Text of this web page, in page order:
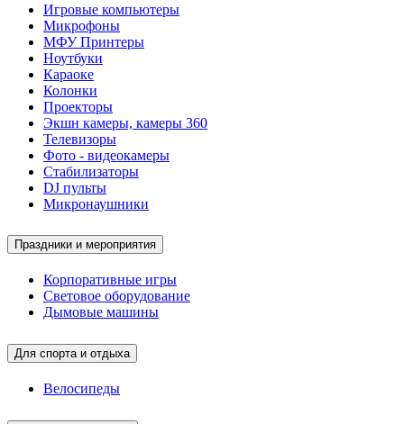
Игровые компьютеры
Микрофоны
МФУ Принтеры
Ноутбуки
Караоке
Колонки
Проекторы
Экшн камеры, камеры 360
Телевизоры
Фото - видеокамеры
Стабилизаторы
DJ пульты
Микронаушники
Праздники и мероприятия
Корпоративные игры
Световое оборудование
Дымовые машины
Для спорта и отдыха
Велосипеды